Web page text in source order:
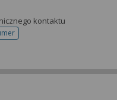
kontaktu
do rejestracji